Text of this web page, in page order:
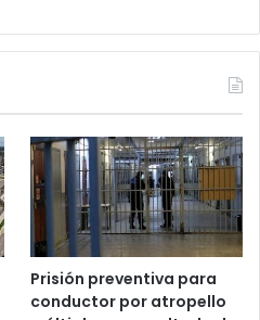
Prisión preventiva para
conductor por atropello